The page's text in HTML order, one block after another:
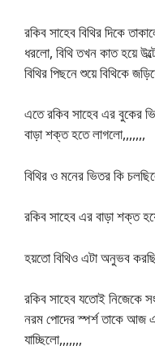
রকিব সাহেব বিথির দিকে
ধরলো, বিথি তখন কাত হয়ে
বিথির পিছনে শুয়ে বিথিকে
এতে রকিব সাহেব এর বুকের
বাড়া শক্ত হতে লাগলো,,,,,,,
বিথির ও মনের ভিতর কি
রকিব সাহেব এর বাড়া শক্ত
হয়তো বিথিও এটা অনুভব
রকিব সাহেব যতোই নিজেকে
নরম পোদের স্পর্শ তাকে আজ
যাচ্ছিলো,,,,,,,